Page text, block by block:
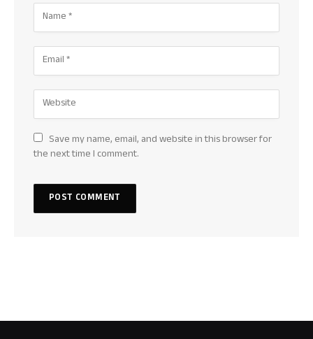
Save my name, email, and website in this browser for
the next time I comment.